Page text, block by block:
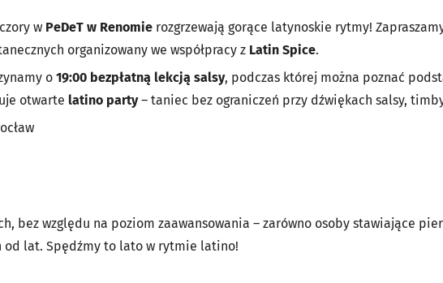
w PeDeT w Renomie rozgrzewają gorące latynoskie rytmy!
organizowany we współpracy z Latin Spice.
o 19:00 bezpłatną lekcją salsy, podczas której można poznać
otwarte latino party– taniec bez ograniczeń przy dźwiękach salsy,
bez względu na poziom zaawansowania – zarówno osoby stawiające
od lat. Spędźmy to lato w rytmie latino!